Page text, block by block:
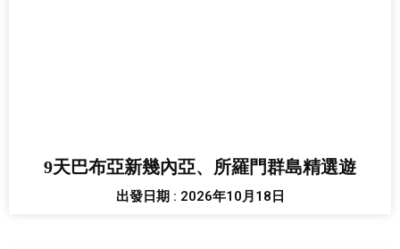
9天巴布亞新幾內亞、所羅門群島精選遊
出發日期 : 2026年10月18日